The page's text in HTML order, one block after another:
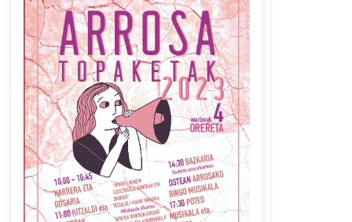
Azaroak 6 Iurretan Arrosa
sarearen IX. topaketak
2021/10/04
Berria egunkarian
elkarrizketa Arrosaren 20
urteez
2021/07/06
Arrosaren laburpen bideoa